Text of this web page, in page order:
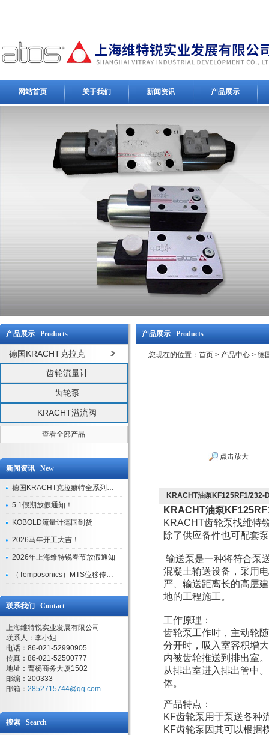
网站首页 关于我们 新闻资讯 产品展示
产品展示 Products
德国KRACHT克拉克
齿轮流量计
齿轮泵
KRACHT溢流阀
查看全部产品
新闻资讯 New
德国KRACHT克拉赫特全系列现货库存
5.1假期放假通知！
KOBOLD流量计德国到货
2026马年开工大吉！
2026年上海维特锐春节放假通知
（Temposonics）MTS位移传感器现货库存型号
联系我们 Contact
上海维特锐实业发展有限公司
联系人：李小姐
电话：86-021-52990905
传真：86-021-52500777
地址：曹杨商务大厦1502
邮编：200333
邮箱： 2852715744@qq.com
搜索 Search
产品展示 Products
您现在的位置： 首页 > 产品中心 > 德
点击放大
KRACHT油泵KF125RF1/232-
KRACHT油泵
KRACHT齿轮泵找维特
除了供应备件也可配套
输送泵是一种将符合泵
混凝土输送设备，采用
严、输送距离长的高层
地的工程施工。
工作原理：
齿轮泵工作时，主动轮
分开时，吸入室容积增
内被齿轮推送到排出室
从排出室进入排出管中
体。
产品特点：
KF齿轮泵用于泵送各种
KF齿轮泵因其可以根据